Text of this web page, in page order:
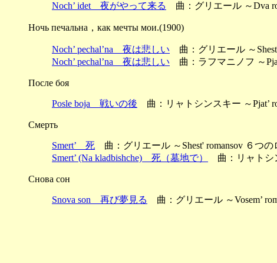
Noch’ idet 夜がやって来る 曲：グリエール ～Dva
Ночь печальна，как мечты мои.(1900)
Noch’ pechal’na 夜は悲しい 曲：グリエール ～
Noch’ pechal’na 夜は悲しい 曲：ラフマニノフ ～
После боя
Posle boja 戦いの後 曲：リャトシンスキー ～Pjat’
Смерть
Smert’ 死 曲：グリエール ～Shest' romansov ６つの
Smert’ (Na kladbishche) 死（墓地で）
曲：リャトシ
Снова сон
Snova son 再び夢見る 曲：グリエール ～Vosem’